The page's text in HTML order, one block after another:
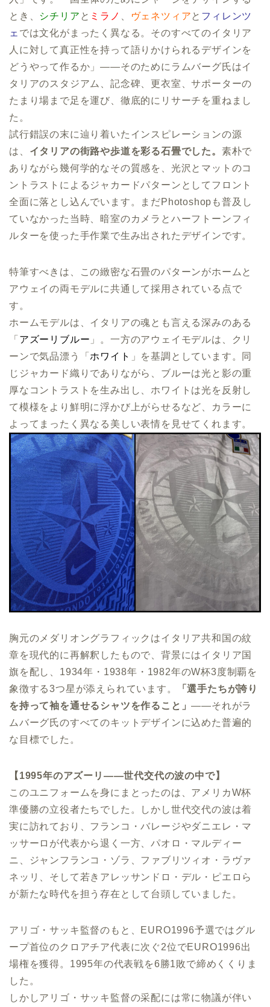
とき、 シチリア と ミラノ ヴェネツィアと フィレンツ
ェ では文化がまったく異なる。そのすべてのイタリア
人に対して真正性を持って語りかけられるデザインを
どうやって作るか」——そのためにラムバーグ氏はイ
タリアのスタジアム、記念碑、更衣室、サポーターの
たまり場まで足を運び、徹底的にリサーチを重ねまし
た。
試行錯誤の末に辿り着いたインスピレーションの源
は、 イタリアの街路や歩道を彩る石畳でした。 素朴で
ありながら幾何学的なその質感を、光沢とマットのコ
ントラストによるジャカードパターンとしてフロント
全面に落とし込んでいます。まだPhotoshopも普及し
ていなかった当時、暗室のカメラとハーフトーンフィ
ルターを使った手作業で生み出されたデザインです。
特筆すべきは、この緻密な石畳のパターンがホームと
アウェイの両モデルに共通して採用されている点で
す。
ホームモデルは、イタリアの魂とも言える深みのある
「 アズーリブルー 」。一方のアウェイモデルは、クリ
ーンで気品漂う「 ホワイト
」を基調としています。同
じジャカード織りでありながら、ブルーは光と影の重
厚なコントラストを生み出し、ホワイトは光を反射し
て模様をより鮮明に浮かび上がらせるなど、カラーに
よってまったく異なる美しい表情を見せてくれます。
胸元のメダリオングラフィックはイタリア共和国の紋
章を現代的に再解釈したもので、背景にはイタリア国
旗を配し、1934年・1938年・1982年のW杯3度制覇を
象徴する3つ星が添えられています。
「選手たちが誇り
を持って袖を通せるシャツを作ること」——それがラ
ムバーグ氏のすべてのキットデザインに込めた普遍的
な目標でした。
【1995年のアズーリ——世代交代の波の中で】
このユニフォームを身にまとったのは、アメリカW杯
準優勝の立役者たちでした。しかし世代交代の波は着
実に訪れており、フランコ・バレージやダニエレ・マ
ッサーロが代表から退く一方、パオロ・マルディー
ニ、ジャンフランコ・ゾラ、ファブリツィオ・ラヴァ
ネッリ、そして若きアレッサンドロ・デル・ピエロら
が新たな時代を担う存在として台頭していました。
アリゴ・サッキ監督のもと、EURO1996予選ではグル
ープ首位のクロアチア代表に次ぐ2位でEURO1996出
場権を獲得。1995年の代表戦を6勝1敗で締めくくりま
した。
しかしアリゴ・サッキ監督の采配には常に物議が伴い